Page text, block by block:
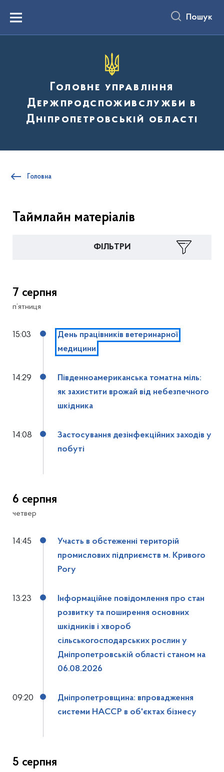
вмістуMenu Пошук
Головне управління
Держпродспоживслужби в
Дніпропетровській області
Головна
Таймлайн матеріалів
ФІЛЬТРИ
7 серпня
п’ятниця
15:03
День працівників ветеринарної
медицини
14:29
Південноамериканська томатна міль:
як захистити врожай від небезпечного
шкідника
14:08
Застосування дезінфекційних заходів у
побуті
6 серпня
четвер
14:45
Участь в обстеженні територій
промислових підприємств м. Кривого
Рогу
13:23
Інформаційне повідомлення про стан
розвитку та поширення основних
шкідників і хвороб
сільськогосподарських рослин у
Дніпропетровській області станом на
06.08.2026
09:20
Дніпропетровщина: впровадження
системи НАССР в об'єктах бізнесу
5 серпня